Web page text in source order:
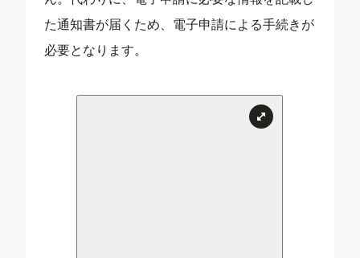
た通知書が届くため、電子申請による手続きが
必要となります。